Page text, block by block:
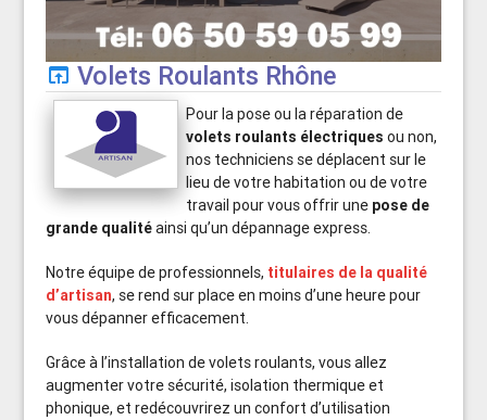
open_in_browser Volets Roulants Rhône
Pour la pose ou la réparation de
volets roulants électriques ou non,
nos techniciens se déplacent sur le
lieu de votre habitation ou de votre
travail pour vous offrir une pose de
grande qualitéainsi qu’un dépannage express.
Notre équipe de professionnels, titulaires de la qualité
d’artisan, se rend sur place en moins d’une heure pour
vous dépanner efficacement.
Grâce à l’installation de volets roulants, vous allez
augmenter votre sécurité, isolation thermique et
phonique, et redécouvrirez un confort d’utilisation